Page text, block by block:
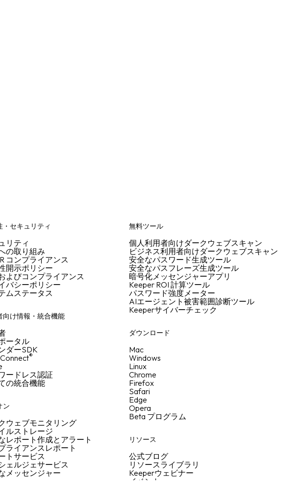
・セキュリティ
リティ
の取り組み
コンプライアンス
開示ポリシー
よびコンプライアンス
バシーポリシー
ムステータス
向け情報・統合機能
ータル
ダーSDK
®
ードレス認証
の統合機能
ン
ウェブモニタリング
ルストレージ
レポート作成とアラート
ライアンスレポート
トサービス
ェルジェサービス
メッセンジャー
無料ツール
個人利用者向けダークウェブスキャン
ビジネス利用者向けダークウェブスキャン
安全なパスワード生成ツール
安全なパスフレーズ生成ツール
暗号化メッセンジャーアプリ
Keeper ROI 計算ツール
パスワード強度メーター
AIエージェント被害範囲診断ツール
Keeperサイバーチェック
ダウンロード
Mac
Windows
Linux
Chrome
Firefox
Safari
Edge
Opera
Beta プログラム
リソース
公式ブログ
リソースライブラリ
Keeperウェビナー
イベント